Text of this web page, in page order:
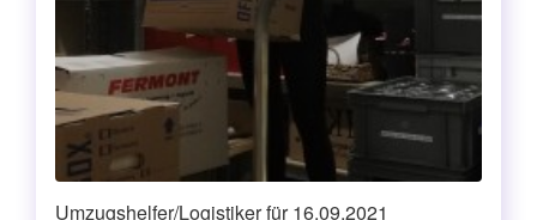
Umzugshelfer/Logistiker für 16.09.2021